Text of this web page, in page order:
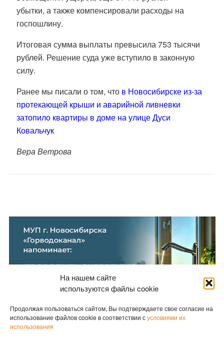
На нашем сайте
используются файлы cookie
Продолжая пользоваться сайтом, Вы подтверждаете свое согласие на
использование файлов cookie в соответствии сусловиями их
использования
убытки, а также компенсировали расходы на
госпошлину.
Итоговая сумма выплаты превысила 753 тысячи
рублей. Решение суда уже вступило в законную
силу.
Ранее мы писали о том, что в Новосибирске из-за
протекающей крыши и аварийной ливневки
затопило квартиры в доме на улице Дуси
Ковальчук
Вера Ветрова